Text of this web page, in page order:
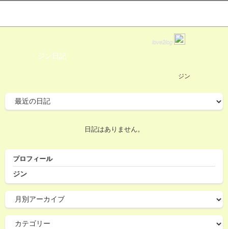
love2log
ジン日記
ジン
日記はありません。
プロフィール
ジン